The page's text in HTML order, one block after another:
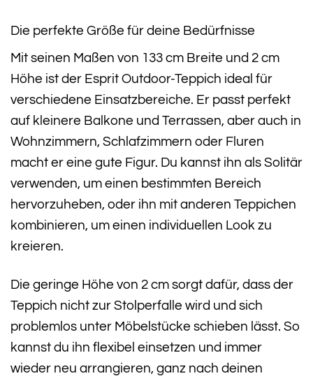
Die perfekte Größe für deine Bedürfnisse
Mit seinen Maßen von 133 cm Breite und 2 cm
Höhe ist der Esprit Outdoor-Teppich ideal für
verschiedene Einsatzbereiche. Er passt perfekt
auf kleinere Balkone und Terrassen, aber auch in
Wohnzimmern, Schlafzimmern oder Fluren
macht er eine gute Figur. Du kannst ihn als Solitär
verwenden, um einen bestimmten Bereich
hervorzuheben, oder ihn mit anderen Teppichen
kombinieren, um einen individuellen Look zu
kreieren.
Die geringe Höhe von 2 cm sorgt dafür, dass der
Teppich nicht zur Stolperfalle wird und sich
problemlos unter Möbelstücke schieben lässt. So
kannst du ihn flexibel einsetzen und immer
wieder neu arrangieren, ganz nach deinen